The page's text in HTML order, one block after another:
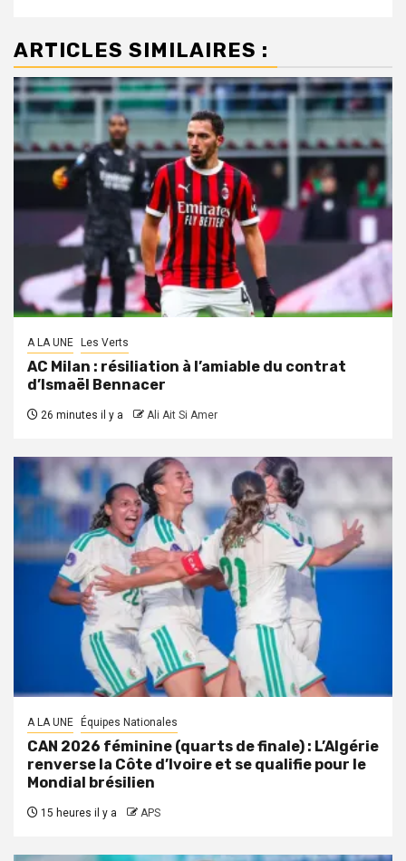
ARTICLES SIMILAIRES :
A LA UNE Les Verts
AC Milan : résiliation à l’amiable du contrat
d’Ismaël Bennacer
26 minutes il y a Ali Ait Si Amer
A LA UNE Équipes Nationales
CAN 2026 féminine (quarts de finale) : L’Algérie
renverse la Côte d’Ivoire et se qualifie pour le
Mondial brésilien
15 heures il y a APS